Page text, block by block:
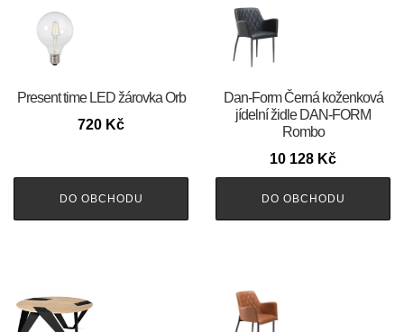
Present time LED žárovka Orb
720 Kč
DO OBCHODU
​​​​​Dan-Form Černá koženková
jídelní židle DAN-FORM
Rombo
10 128 Kč
DO OBCHODU